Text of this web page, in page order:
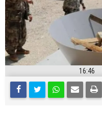
16:46